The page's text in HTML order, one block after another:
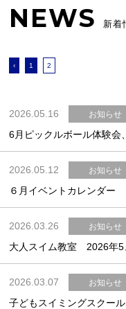
お問合せフォー
津市公共施設予
NEWS 新着
‹ 1 2
2026.05.16 お知らせ
6月ピックルボール体験会
2026.05.12 お知らせ
６月イベントカレンダー
2026.03.26 お知らせ
大人スイム教室 2026年5
2026.03.07 お知らせ
子どもスイミングスクー